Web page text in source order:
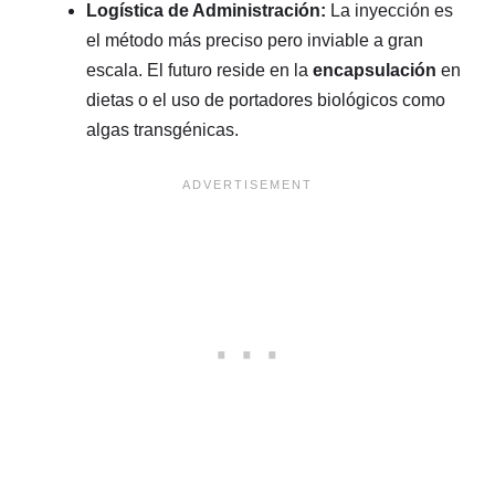
Logística de Administración: La inyección es
el método más preciso pero inviable a gran
escala. El futuro reside en la encapsulación en
dietas o el uso de portadores biológicos como
algas transgénicas.